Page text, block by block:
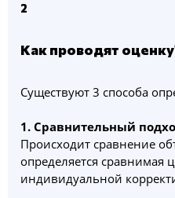
2
Как проводят
Существуют 3 способа
1. Сравнительный
Происходит сравнение
определяется сравнимая
индивидуальной